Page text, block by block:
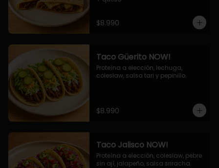
$8.990
Taco Güerito NOW!
Proteína a elección, lechuga,
coleslaw, salsa tari y pepinillo.
$8.990
Taco Jalisco NOW!
Proteína a elección, coleslaw, pebre
sin ají, jalapeño, salsa sriracha.